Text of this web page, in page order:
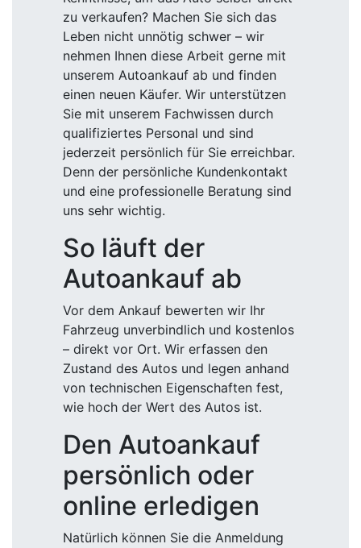
zu verkaufen? Machen Sie sich das
Leben nicht unnötig schwer – wir
nehmen Ihnen diese Arbeit gerne mit
unserem Autoankauf ab und finden
einen neuen Käufer. Wir unterstützen
Sie mit unserem Fachwissen durch
qualifiziertes Personal und sind
jederzeit persönlich für Sie erreichbar.
Denn der persönliche Kundenkontakt
und eine professionelle Beratung sind
uns sehr wichtig.
So läuft der
Autoankauf ab
Vor dem Ankauf bewerten wir Ihr
Fahrzeug unverbindlich und kostenlos
– direkt vor Ort. Wir erfassen den
Zustand des Autos und legen anhand
von technischen Eigenschaften fest,
wie hoch der Wert des Autos ist.
Den Autoankauf
persönlich oder
online erledigen
Natürlich können Sie die Anmeldung